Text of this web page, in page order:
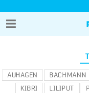
AUHAGEN BACHMANN
KIBRI
LILIPUT